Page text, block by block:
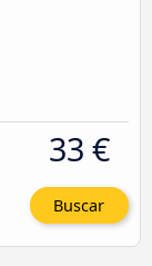
33 €
Buscar